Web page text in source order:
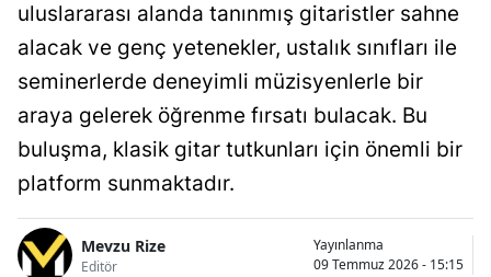
uluslararası alanda tanınmış gitaristler sahne
alacak ve genç yetenekler, ustalık sınıfları ile
seminerlerde deneyimli müzisyenlerle bir
araya gelerek öğrenme fırsatı bulacak. Bu
buluşma, klasik gitar tutkunları için önemli bir
platform sunmaktadır.
Mevzu Rize
Editör
Yayınlanma
09 Temmuz 2026 - 15:15